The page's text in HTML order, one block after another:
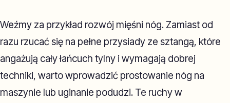
Weźmy za przykład rozwój mięśni nóg. Zamiast od
razu rzucać się na pełne przysiady ze sztangą, które
angażują cały łańcuch tylny i wymagają dobrej
techniki, warto wprowadzić prostowanie nóg na
maszynie lub uginanie podudzi. Te ruchy w